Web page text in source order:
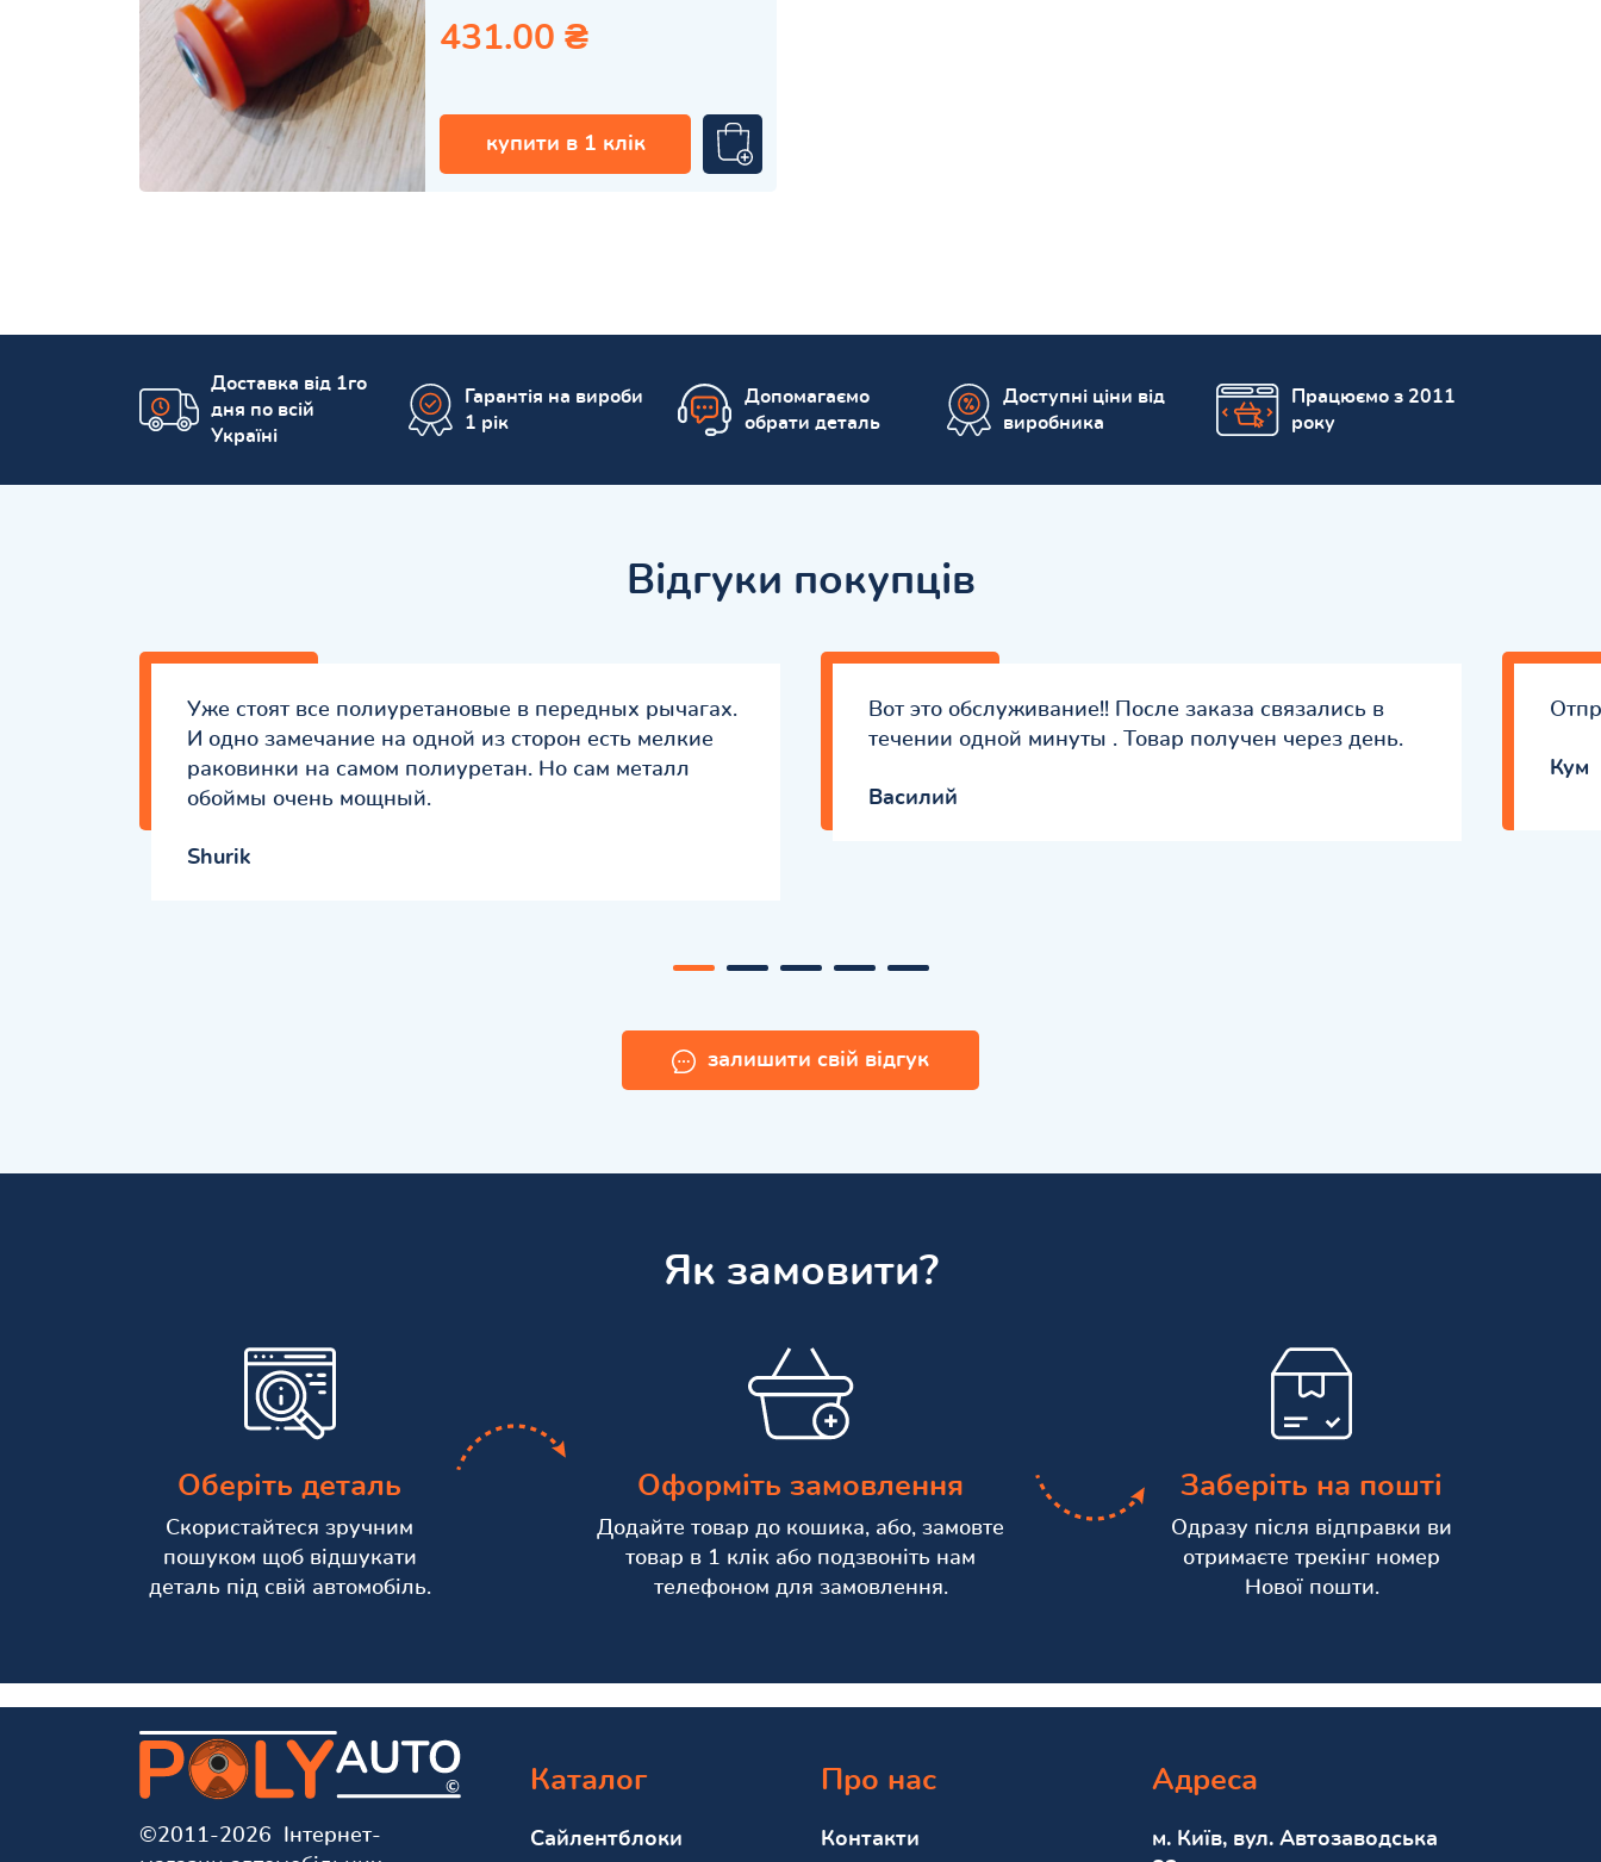
431.00 ₴
купити в 1 клік
Доставка від 1го
дня по всій
Україні
Гарантія на вироби
1 рік
Допомагаємо
обрати деталь
Доступні ціни від
виробника
Працюємо з 2011
року
Відгуки покупців
Уже стоят все полиуретановые в передных рычагах.
И одно замечание на одной из сторон есть мелкие
раковинки на самом полиуретан. Но сам металл
обоймы очень мощный.
Shurik
Вот это обслуживание!! После заказа связались в
течении одной минуты . Товар получен через день.
Вaсилий
Кум
залишити свій відгук
Як замовити?
Оберіть деталь
Скористайтеся зручним
пошуком щоб відшукати
деталь під свій автомобіль.
Оформіть замовлення
Додайте товар до кошика, або, замовте
товар в 1 клік або подзвоніть нам
телефоном для замовлення.
Заберіть на пошті
Одразу після відправки ви
отримаєте трекінг номер
Нової пошти.
©2011-2026 Інтернет-
Каталог
Сайлентблоки
Про нас
Контакти
Адреса
м. Київ, вул. Автозаводська